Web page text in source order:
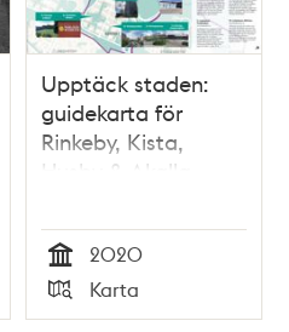
Upptäck staden:
guidekarta för
Rinkeby, Kista,
Husby & Akalla
Tid
2020
Typ
Karta